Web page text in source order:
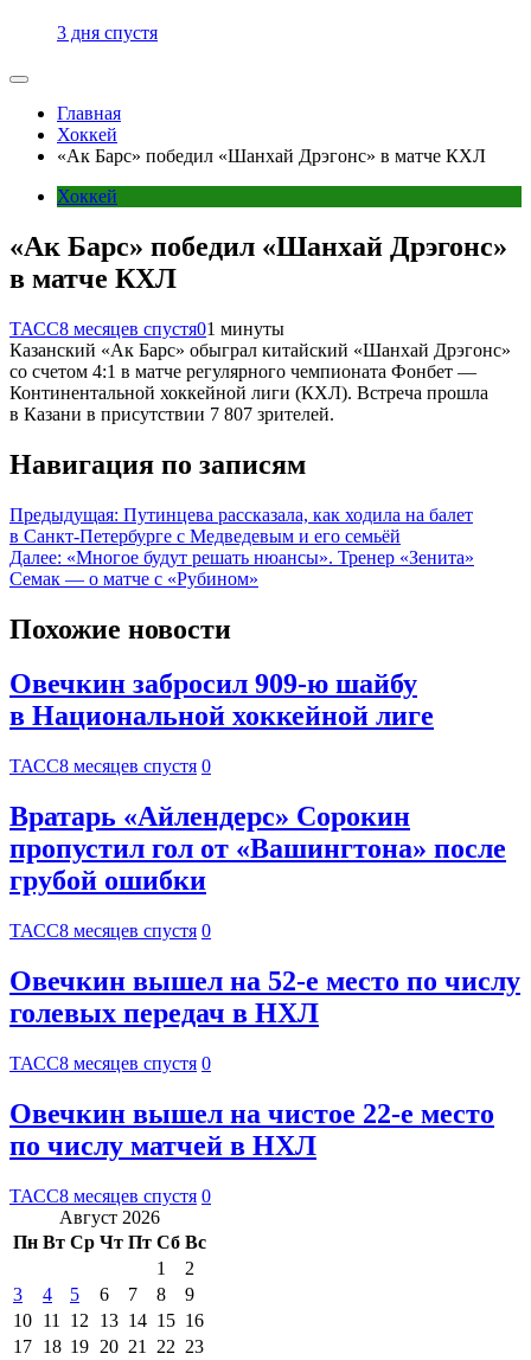
3 дня спустя
Главная
Хоккей
«Ак Барс» победил «Шанхай Дрэгонс» в матче КХЛ
Хоккей
«Ак Барс» победил «Шанхай Дрэгонс»
в матче КХЛ
ТАСС8 месяцев спустя01 минуты
Казанский «Ак Барс» обыграл китайский «Шанхай Дрэгонс»
со счетом 4:1 в матче регулярного чемпионата Фонбет —
Континентальной хоккейной лиги (КХЛ). Встреча прошла
в Казани в присутствии 7 807 зрителей.
Навигация по записям
Предыдущая: Путинцева рассказала, как ходила на балет
в Санкт-Петербурге с Медведевым и его семьёй
Далее: «Многое будут решать нюансы». Тренер «Зенита»
Семак — о матче с «Рубином»
Похожие новости
Овечкин забросил 909-ю шайбу
в Национальной хоккейной лиге
ТАСС8 месяцев спустя 0
Вратарь «Айлендерс» Сорокин
пропустил гол от «Вашингтона» после
грубой ошибки
ТАСС8 месяцев спустя 0
Овечкин вышел на 52-е место по числу
голевых передач в НХЛ
ТАСС8 месяцев спустя 0
Овечкин вышел на чистое 22-е место
по числу матчей в НХЛ
ТАСС8 месяцев спустя 0
Август 2026
Пн Вт Ср Чт Пт Сб Вс
1
2
3
4 5 6 7 8
9
10 11 12 13 14 15 16
17 18 19 20 21 22 23